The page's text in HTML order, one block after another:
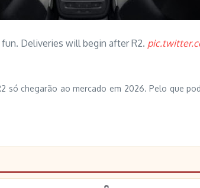
Deliveries will begin after R2.
só chegarão ao mercado em 2026. Pelo que